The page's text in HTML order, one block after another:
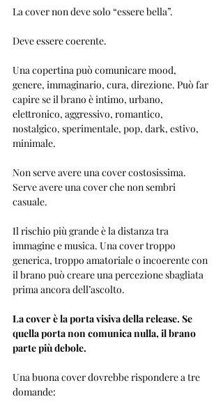
La cover non deve solo “essere bella”.
Deve essere coerente.
Una copertina può comunicare mood,
genere, immaginario, cura, direzione. Può far
capire se il brano è intimo, urbano,
elettronico, aggressivo, romantico,
nostalgico, sperimentale, pop, dark, estivo,
minimale.
Non serve avere una cover costosissima.
Serve avere una cover che non sembri
casuale.
Il rischio più grande è la distanza tra
immagine e musica. Una cover troppo
generica, troppo amatoriale o incoerente con
il brano può creare una percezione sbagliata
prima ancora dell’ascolto.
La cover è la porta visiva della release. Se
quella porta non comunica nulla, il brano
parte più debole.
Una buona cover dovrebbe rispondere a tre
domande: